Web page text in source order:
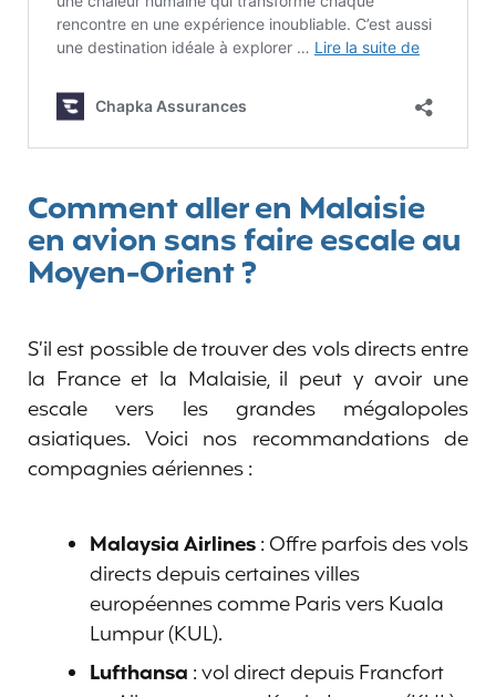
Comment aller en Malaisie
en avion sans faire escale au
Moyen-Orient ?
S’il est possible de trouver des vols directs entre
la France et la Malaisie, il peut y avoir une
escale vers les grandes mégalopoles
asiatiques. Voici nos recommandations de
compagnies aériennes :
Malaysia Airlines: Offre parfois des vols
directs depuis certaines villes
européennes comme Paris vers Kuala
Lumpur (KUL).
Lufthansa : vol direct depuis Francfort